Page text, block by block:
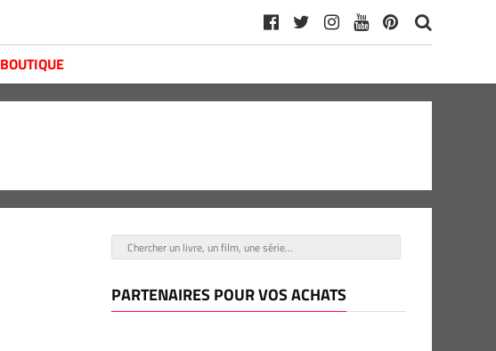
BOUTIQUE
PARTENAIRES POUR VOS ACHATS